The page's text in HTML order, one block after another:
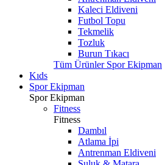
Kaleci Eldiveni
Futbol Topu
Tekmelik
Tozluk
Burun Tıkacı
Tüm Ürünler Spor Ekipman
Kıds
Spor Ekipman
Spor Ekipman
Fitness
Fitness
Dambıl
Atlama İpi
Antrenman Eldiveni